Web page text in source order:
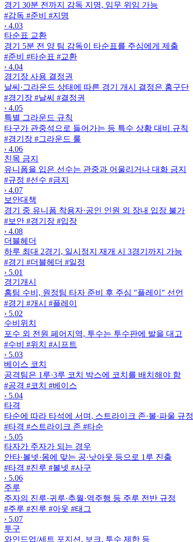
경기 30분 전까지 감독 지명, 임무 위임 가능
#감독 #준비
#지명
› 4.03
타순표 교환
경기 5분 전 양 팀 감독이 타순표를 주심에게 제출
#준비
#타순표 #교환
› 4.04
경기장 사용 결정권
날씨·그라운드 상태에 따른 경기 개시 결정은 홈구단
#경기장 #날씨 #결정권
› 4.05
특별 그라운드 규칙
타구가 관중석으로 들어가는 등 특수 상황 대비 규칙
#경기장 #그라운드 룰
› 4.06
친목 금지
유니폼을 입은 선수는 관중과 어울리거나 대화 금지
#규정 #선수 #금지
› 4.07
보안대책
경기 중 유니폼 착용자·공인 인원 외 장내 입장 불가
#보안 #경기장 #입장
› 4.08
더블헤더
하루 최대 2경기, 일시정지 재개 시 3경기까지 가능
#경기
#더블헤더 #일정
› 5.01
경기개시
홈팀 수비, 원정팀 타자 준비 후 주심 "플레이" 선언
#경기
#개시 #플레이
› 5.02
수비위치
포수 외 전원 페어지역, 투수는 투수판에 발을 대고
#수비
#위치 #시프트
› 5.03
베이스 코치
공격팀은 1루·3루 코치 박스에 코치를 배치해야 함
#공격 #코치 #베이스
› 5.04
타격
타순에 따라 타석에 서며, 스트라이크 존·볼·파울 규정
#타격 #스트라이크 존 #타순
› 5.05
타자가 주자가 되는 경우
안타·볼넷·몸에 맞는 공·낫아웃 등으로 1루 진출
#타격 #진루 #볼넷 #사구
› 5.06
주루
주자의 진루·귀루·추월·역주행 등 주루 전반 규정
#주루 #진루 #아웃 #태그
› 5.07
투구
와인드업/세트 포지션, 보크, 투수 제한 등